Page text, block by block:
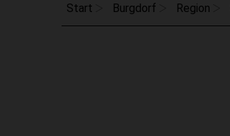
Start Burgdorf Region